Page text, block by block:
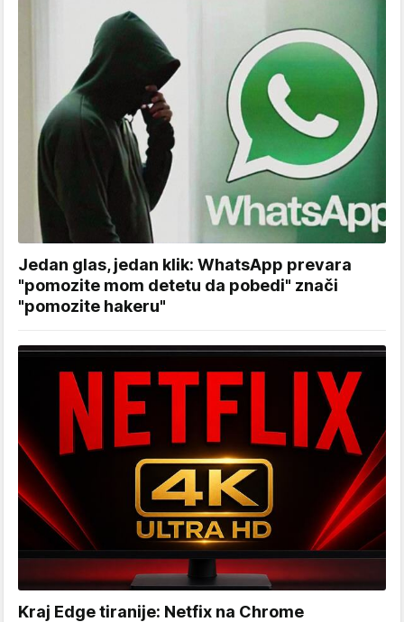
Jedan glas, jedan klik: WhatsApp prevara
"pomozite mom detetu da pobedi" znači
"pomozite hakeru"
Kraj Edge tiranije: Netfix na Chrome